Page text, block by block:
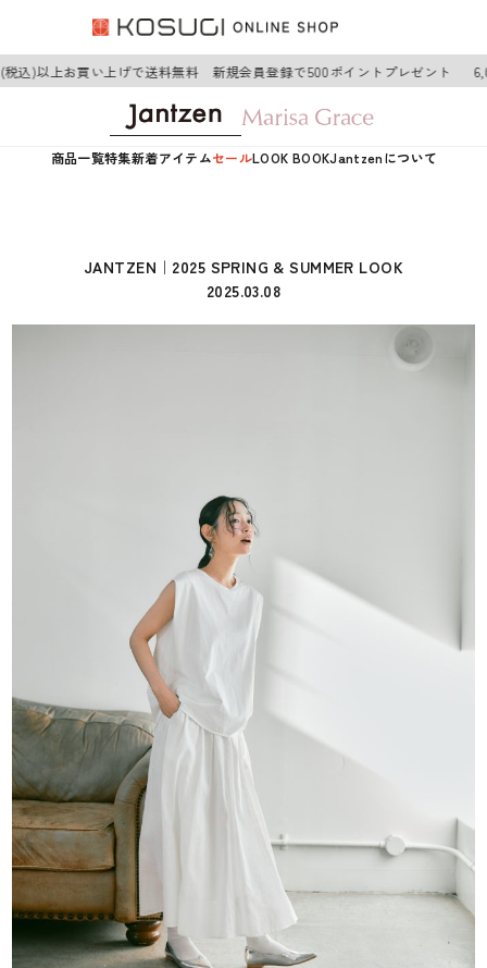
)以上お買い上げで送料無料 新規会員登録で500ポイントプレゼント 6,000
商品一覧特集新着アイテムセールLOOK BOOKJantzenについて
JANTZEN｜2025 SPRING & SUMMER LOOK
2025.03.08